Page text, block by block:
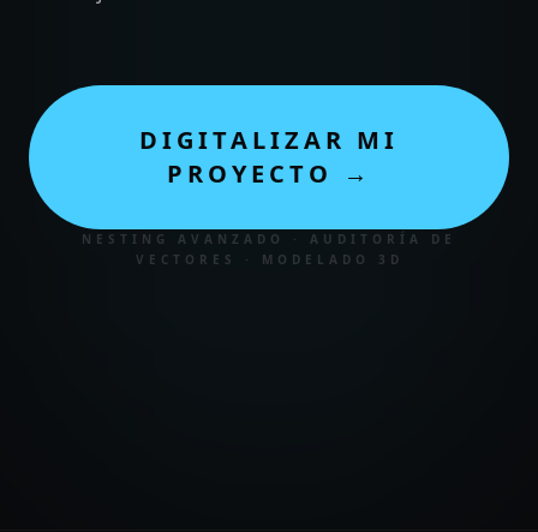
DIGITALIZAR MI
PROYECTO →
NESTING AVANZADO · AUDITORÍA DE
VECTORES · MODELADO 3D